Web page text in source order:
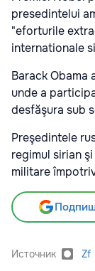
presedintelui
"eforturile
internationale
Barack Obama
unde a
desfăşura sub
Preşedintele
regimul sirian
militare
Источник Zf